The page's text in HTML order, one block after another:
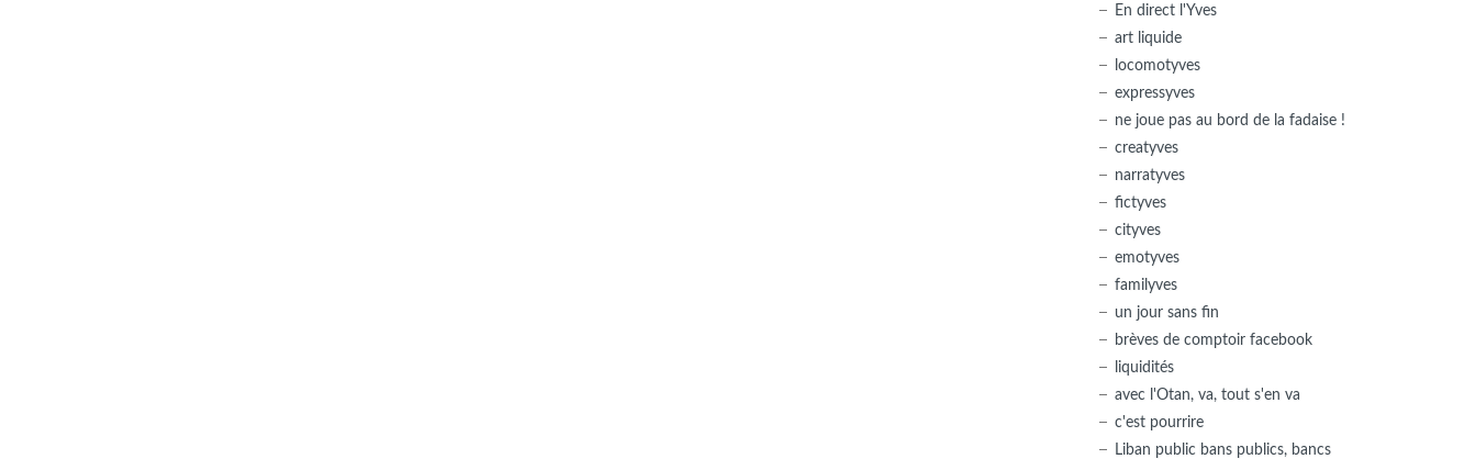
En direct l'Yves
art liquide
locomotyves
expressyves
ne joue pas au bord de la fadaise !
creatyves
narratyves
fictyves
cityves
emotyves
familyves
un jour sans fin
brèves de comptoir facebook
liquidités
avec l'Otan, va, tout s'en va
c'est pourrire
Liban public bans publics, bancs